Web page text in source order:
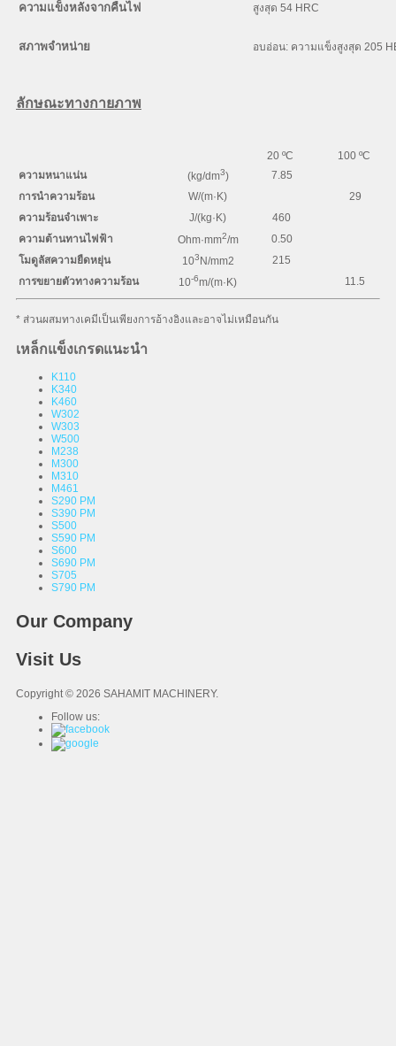
ความแข็งหลังจากคืนไฟ สูงสุด 54 HRC
สภาพจำหน่าย อบอ่อน: ความแข็งสูงสุด 205
ลักษณะทางกายภาพ
20 ºC
100 ºC
ความหนาแน่น
(kg/dm3)
7.85
การนำความร้อน
W/(m·K)
29
ความร้อนจำเพาะ
J/(kg·K)
460
ความต้านทานไฟฟ้า
Ohm·mm2/m
0.50
โมดูลัสความยืดหยุ่น
103 N/mm2
215
การขยายตัวทางความร้อน
10-6m/(m·K) 11.5
* ส่วนผสมทางเคมีเป็นเพียงการอ้างอิงและอาจไม่เหมือนกัน
เหล็กแข็งเกรดแนะนำ
K110
K340
K460
W302
W303
W500
M238
M300
M310
M461
S290 PM
S390 PM
S500
S590 PM
S600
S690 PM
S705
S790 PM
Our Company
Visit Us
Copyright © 2026 SAHAMIT MACHINERY.
Follow us: